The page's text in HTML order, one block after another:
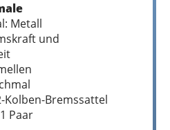
Metall
und
Kolben-Bremssattel
Paar